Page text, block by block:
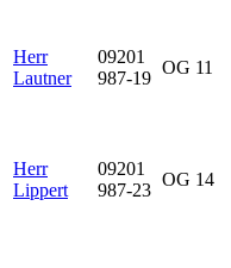
Herr
Lautner
09201
987-19
OG 11
Herr
Lippert
09201
987-23
OG 14